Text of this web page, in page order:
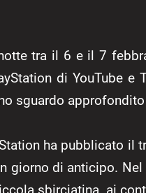
tra il 6 e il 7
di YouTube e
sguardo
ha pubblicato il
giorno di anticipo.
sbirciatina ai